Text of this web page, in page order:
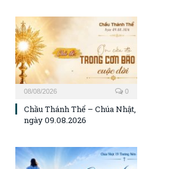
08/08/2026 0
Chầu Thánh Thể – Chúa Nhật,
ngày 09.08.2026